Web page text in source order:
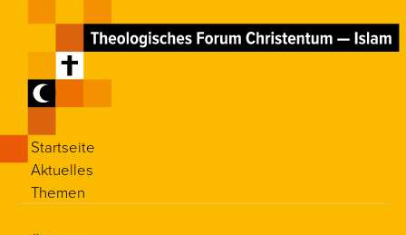
Startseite
Aktuelles
Themen